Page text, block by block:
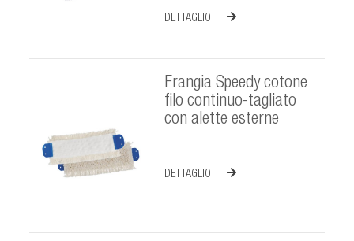
DETTAGLIO
Frangia Speedy cotone
filo continuo-tagliato
con alette esterne
DETTAGLIO